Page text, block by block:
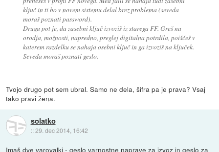
ključ in ti bo v novem sistemu delal brez problema (seveda
moraš poznati password).
Druga pot je, da zasebni ključ izvoziš iz starega FF. Greš na
orodja, možnosti, napredno, preglej digitalna potrdila, poiščeš v
katerem razdelku se nahaja osebni ključ in ga izvoziš na ključek.
Seveda moraš poznati geslo.
Tvojo drugo pot sem ubral. Samo ne dela, šifra pa je prava? Vsaj
tako pravi žena.
solatko
::29. dec 2014, 16:42
Imaš dve varovalki - geslo varnostne naprave za izvoz in geslo za